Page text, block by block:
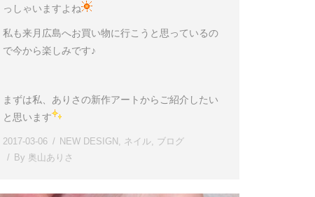
っしゃいますよね
私も来月広島へお買い物に行こうと思っているの
で今から楽しみです♪
まずは私、ありさの新作アートからご紹介したい
と思います
2017-03-06 NEW DESIGN , ネイル, ブログ
By 奥山ありさ